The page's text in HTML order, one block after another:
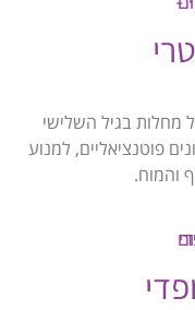
מחלות בגיל השלישי
פוטנציאליים, למנוע
והמוח.